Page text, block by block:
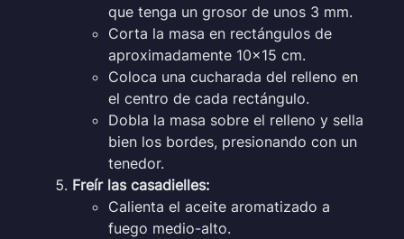
que tenga un grosor de unos 3 mm.
Corta la masa en rectángulos de
aproximadamente 10×15 cm.
Coloca una cucharada del relleno en
el centro de cada rectángulo.
Dobla la masa sobre el relleno y sella
bien los bordes, presionando con un
tenedor.
Freír las casadielles:
Calienta el aceite aromatizado a
fuego medio-alto.